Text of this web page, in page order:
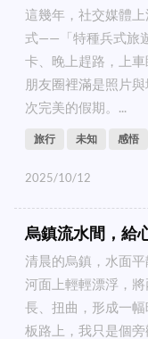
這幾年，社交媒體
式——「特種兵式旅
卡、晚上趕路，上車
朋友圈裡滿是照片
次完美的假期。...
旅行 未知 感悟
2025/10/12
烏鎮流水間，給
清晨的烏鎮，水面
河面上輕輕漂浮，
長、扭曲，形成一
板路上，我只是個